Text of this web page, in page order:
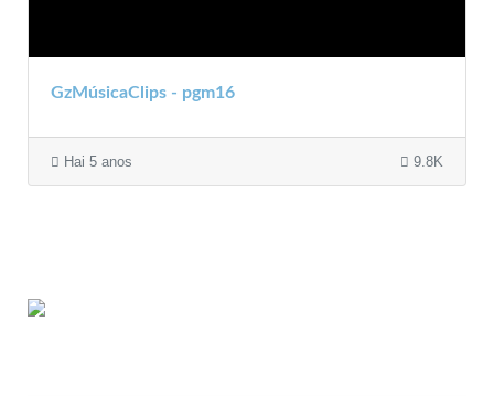
GzMúsicaClips - pgm16
Hai 5 anos 9.8K